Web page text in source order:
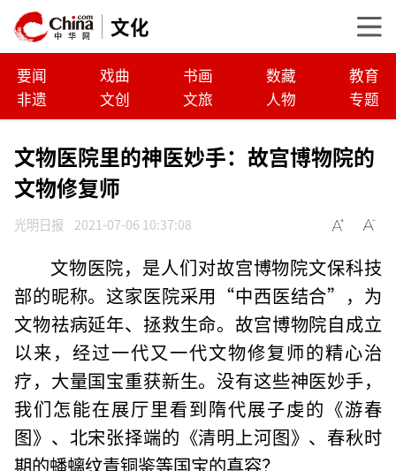
文化
要闻 戏曲 书画 数藏
教育
非遗
文创 文旅 人物 专题
文物医院里的神医妙手：故宫博物院的
文物修复师
光明日报 2021-07-06 10:37:08
文物医院，是人们对故宫博物院文保科技
部的昵称。这家医院采用“中西医结合”，为
文物祛病延年、拯救生命。故宫博物院自成立
以来，经过一代又一代文物修复师的精心治
疗，大量国宝重获新生。没有这些神医妙手，
我们怎能在展厅里看到隋代展子虔的《游春
图》、北宋张择端的《清明上河图》、春秋时
期的蟠螭纹青铜鉴等国宝的真容？